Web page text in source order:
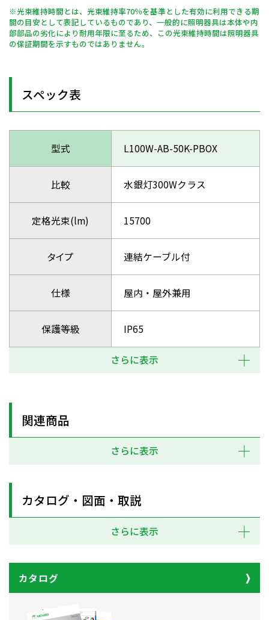
※光束維持時間とは、光束維持率70％を基準とした有効に利用できる期
間の目安として表記しているものであり、一般的に照明器具は本体や内
部部品の劣化により耐用年限に至るため、この光束維持時間は照明器具
の保証期間を示すものではありません。
スペック表
型式 L100W-AB-50K-PBOX
比較 水銀灯300Wクラス
定格光束(lm) 15700
タイプ 連結ケーブル付
仕様 屋内・屋外兼用
保護等級 IP65
さらに表示
関連商品
さらに表示
カタログ・図面・取説
さらに表示
カタログ